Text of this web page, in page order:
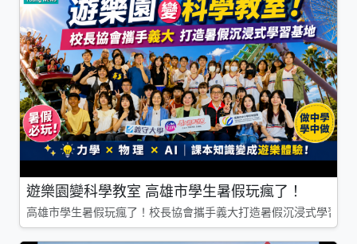
遊樂園變科學教室 高雄市學生暑假玩瘋了！
高雄市學生暑假玩瘋了！校長協會攜手義大打造暑假沉浸式學習基